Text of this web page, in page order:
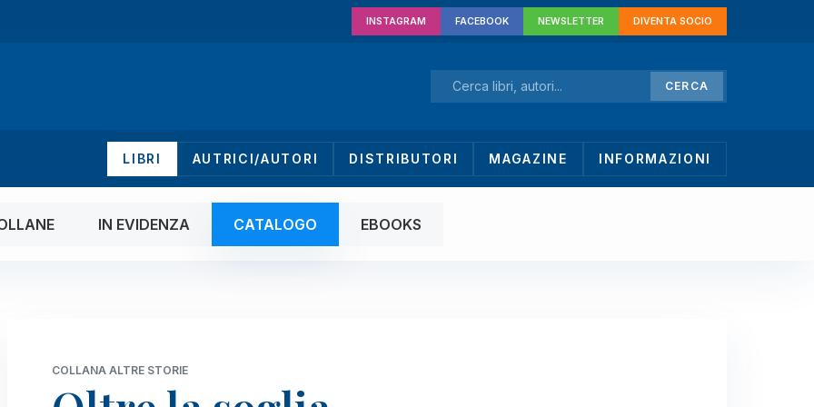
INSTAGRAM FACEBOOK NEWSLETTER DIVENTA SOCIO
CERCA
LIBRI AUTRICI/AUTORI DISTRIBUTORI MAGAZINE INFORMAZIONI
IN EVIDENZA CATALOGO EBOOKS
COLLANA ALTRE STORIE